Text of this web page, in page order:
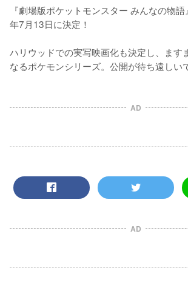
『劇場版ポケットモンスター みんなの物
年7月13日に決定！
ハリウッドでの実写映画化も決定し、ます
なるポケモンシリーズ。公開が待ち遠しい
AD
AD